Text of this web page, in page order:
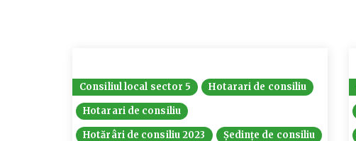
Consiliul local sector 5
Hotarari de consiliu
Hotarari de consiliu
Hotărâri de consiliu 2023
Ședințe de consiliu